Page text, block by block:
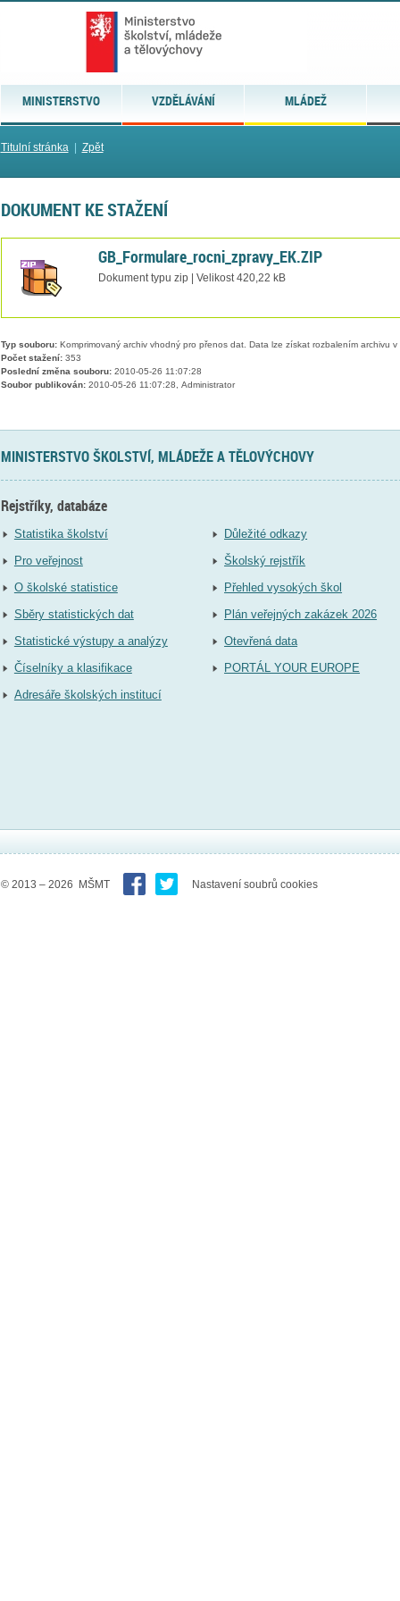
MINISTERSTVO VZDĚLÁVÁNÍ MLÁDEŽ
Titulní stránka| Zpět
DOKUMENT KE STAŽENÍ
GB_Formulare_rocni_zpravy_EK.ZIP
Dokument typu zip | Velikost 420,22 kB
Typ souboru:Komprimovaný archiv vhodný pro přenos dat. Data lze získat rozbalením archivu
Počet stažení:353
Poslední změna souboru:2010-05-26 11:07:28
Soubor publikován:2010-05-26 11:07:28, Administrator
MINISTERSTVO ŠKOLSTVÍ, MLÁDEŽE A TĚLOVÝCHOVY
Rejstříky, databáze
Statistika školství
Pro veřejnost
O školské statistice
Sběry statistických dat
Statistické výstupy a analýzy
Číselníky a klasifikace
Adresáře školských institucí
Důležité odkazy
Školský rejstřík
Přehled vysokých škol
Plán veřejných zakázek 2026
Otevřená data
PORTÁL YOUR EUROPE
© 2013 – 2026 MŠMT Nastavení soubrů cookies